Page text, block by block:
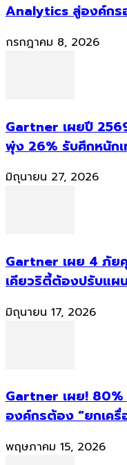
Analytics สู่องค์กร
กรกฎาคม 8, 2026
Gartner เผยปี
พุ่ง 26% รับศึกหนัก
มิถุนายน 27, 2026
Gartner เผย 4 ภัย
เคียวริตี้ต้องปรับแผ
มิถุนายน 17, 2026
Gartner เผย!
องค์กรต้อง “ยกเครื่
พฤษภาคม 15, 2026